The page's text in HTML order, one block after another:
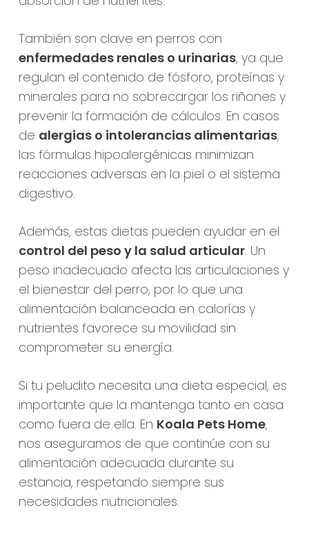
También son clave en perros con
enfermedades renales o urinarias, ya que
regulan el contenido de fósforo, proteínas y
minerales para no sobrecargar los riñones y
prevenir la formación de cálculos. En casos
de alergias o intolerancias alimentarias,
las fórmulas hipoalergénicas minimizan
reacciones adversas en la piel o el sistema
digestivo.
Además, estas dietas pueden ayudar en el
control del peso y la salud articular. Un
peso inadecuado afecta las articulaciones y
el bienestar del perro, por lo que una
alimentación balanceada en calorías y
nutrientes favorece su movilidad sin
comprometer su energía.
Si tu peludito necesita una dieta especial, es
importante que la mantenga tanto en casa
como fuera de ella. En Koala Pets Home,
nos aseguramos de que continúe con su
alimentación adecuada durante su
estancia, respetando siempre sus
necesidades nutricionales.